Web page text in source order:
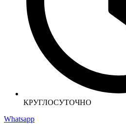
КРУГЛОСУТОЧНО
Whatsapp